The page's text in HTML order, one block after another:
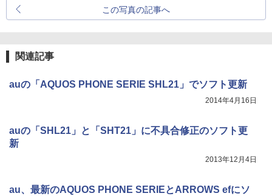
この写真の記事へ
関連記事
auの「AQUOS PHONE SERIE SHL21」でソフト更新
2014年4月16日
auの「SHL21」と「SHT21」に不具合修正のソフト更
新
2013年12月4日
au、最新のAQUOS PHONE SERIEとARROWS efにソ